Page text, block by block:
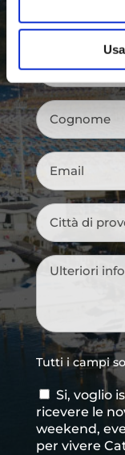
Cognome
Email
Città
di
provenienza*
Messaggio
Tutti i campi
Consenso
newsletter
Si, voglio
ricevere le
weekend,
per vivere